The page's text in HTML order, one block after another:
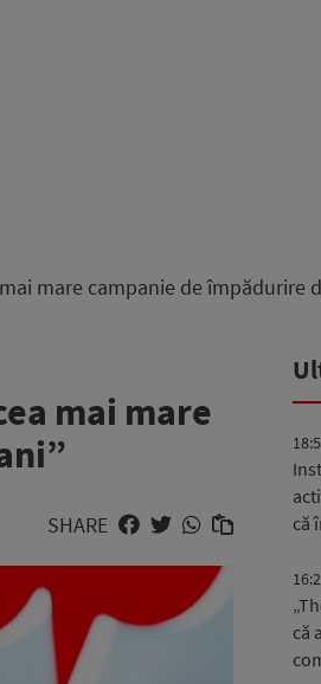
mare campanie de împădurire
mai mare
SHARE
că
că